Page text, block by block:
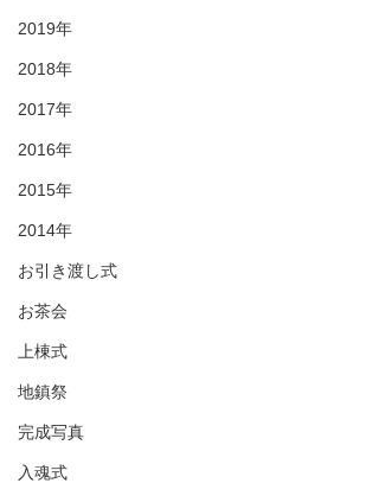
2019年
2018年
2017年
2016年
2015年
2014年
お引き渡し式
お茶会
上棟式
地鎮祭
完成写真
入魂式